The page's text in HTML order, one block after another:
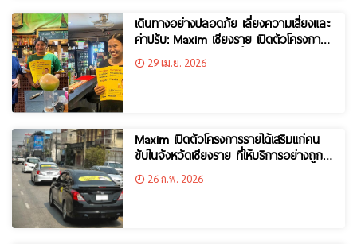
เดินทางอย่างปลอดภัย เลี่ยงความเสี่ยงและ
ค่าปรับ: Maxim เชียงราย เปิดตัวโครงการ
ดูแลผู้ใช้บริการหลังปาร์ตี้ สำหรับนักท่อง
เที่ยวและคนท้องถิ่น
29 เม.ย. 2026
Maxim เปิดตัวโครงการรายได้เสริมแก่คน
ขับในจังหวัดเชียงราย ที่ให้บริการอย่างถูก
กฎหมาย
26 ก.พ. 2026